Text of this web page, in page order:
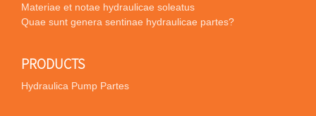
Materiae et notae hydraulicae soleatus
Quae sunt genera sentinae hydraulicae partes?
PRODUCTS
Hydraulica Pump Partes